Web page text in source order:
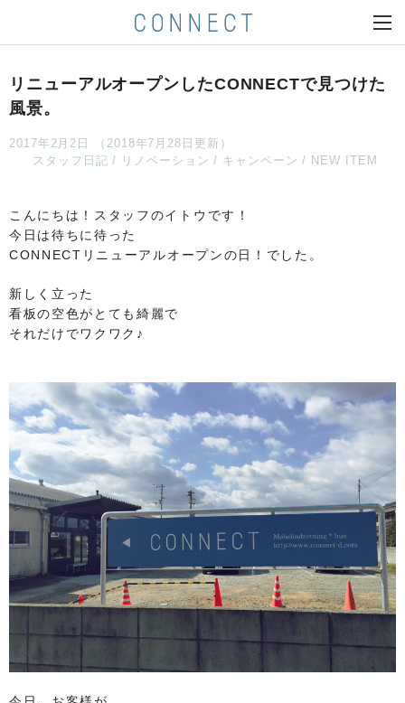
リニューアルオープンしたCONNECTで見つけた
風景。
2017年2月2日 （2018年7月28日更新）
スタッフ日記
リノベーション キャンペーン NEW ITEM
こんにちは！スタッフのイトウです！
今日は待ちに待った
CONNECTリニューアルオープンの日！でした。
新しく立った
看板の空色がとても綺麗で
それだけでワクワク♪